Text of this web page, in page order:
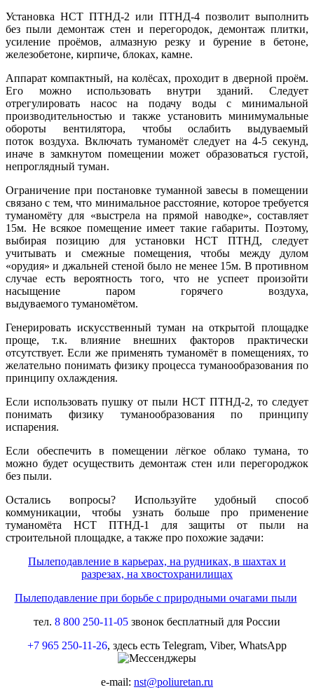
Установка НСТ ПТНД-2 или ПТНД-4 позволит выполнить
без пыли демонтаж стен и перегородок, демонтаж плитки,
усиление проёмов, алмазную резку и бурение в бетоне,
железобетоне, кирпиче, блоках, камне.
Аппарат компактный, на колёсах, проходит в дверной проём.
Его можно использовать внутри зданий. Следует
отрегулировать насос на подачу воды с минимальной
производительностью и также установить минимумальные
обороты вентилятора, чтобы ослабить выдуваемый
поток воздуха. Включать туманомёт следует на 4-5 секунд,
иначе в замкнутом помещении может образоваться густой,
непроглядный туман.
Ограничение при постановке туманной завесы в помещении
связано с тем, что минимальное расстояние, которое требуется
туманомёту для «выстрела на прямой наводке», составляет
15м. Не всякое помещение имеет такие габариты. Поэтому,
выбирая позицию для установки НСТ ПТНД, следует
учитывать и смежные помещения, чтобы между дулом
«орудия» и джальней стеной было не менее 15м. В противном
случае есть вероятность того, что не успеет произойти
насыщение паром горячего воздуха,
выдуваемого туманомётом.
Генерировать искусственный туман на открытой площадке
проще, т.к. влияние внешних факторов практически
отсутствует. Если же применять туманомёт в помещениях, то
желательно понимать физику процесса туманообразования по
принципу охлаждения.
Если использовать пушку от пыли НСТ ПТНД-2, то следует
понимать физику туманообразования по принципу
испарения.
Если обеспечить в помещении лёгкое облако тумана, то
можно будет осуществить демонтаж стен или перегороджок
без пыли.
Остались вопросы? Используйте удобный способ
коммуникации, чтобы узнать больше про применение
туманомёта НСТ ПТНД-1 для защиты от пыли на
строительной площадке, а также про похожие задачи:
Пылеподавление в карьерах, на рудниках, в шахтах и
разрезах, на хвостохранилищах
Пылеподавление при борьбе с природными очагами пыли
тел. 8 800 250-11-05 звонок бесплатный для России
+7 965 250-11-26, здесь есть Telegram, Viber, WhatsApp
e-mail: nst@poliuretan.ru